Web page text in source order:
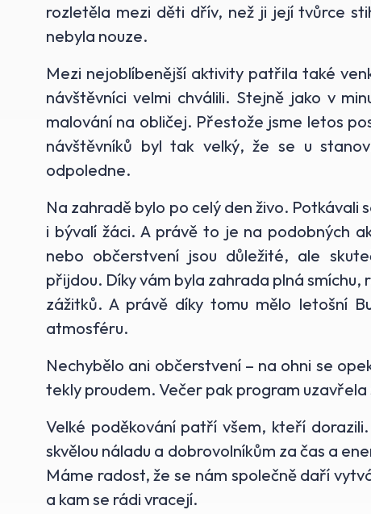
rozletěla mezi děti dřív, než ji její tvůrce
nebyla nouze.
Mezi nejoblíbenější aktivity patřila také
návštěvníci velmi chválili. Stejně jako v
malování na obličej. Přestože jsme letos
návštěvníků byl tak velký, že se u
odpoledne.
Na zahradě bylo po celý den živo. Potkávali
i bývalí žáci. A právě to je na podobných
nebo občerstvení jsou důležité, ale
přijdou. Díky vám byla zahrada plná
zážitků. A právě díky tomu mělo letošní
atmosféru.
Nechybělo ani občerstvení – na ohni se
tekly proudem. Večer pak program uzavřela
Velké poděkování patří všem, kteří
skvělou náladu a dobrovolníkům za čas a
Máme radost, že se nám společně daří
a kam se rádi vracejí.